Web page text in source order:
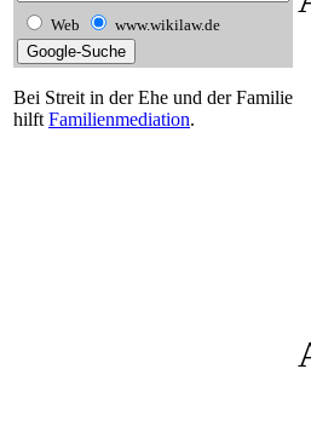
Web www.wikilaw.de
Bei Streit in der Ehe und der Familie
hilft Familienmediation.